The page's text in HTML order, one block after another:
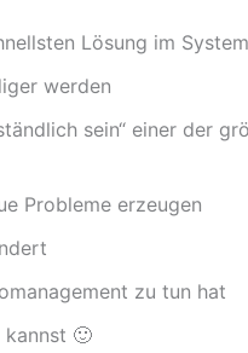
Lösung im
werden
sein“ einer der
Probleme erzeugen
zu tun hat
🙂